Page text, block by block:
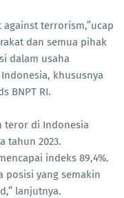
terrorism,”ucap
dan semua pihak
dalam usaha
khususnya
BNPT RI.
teror di Indonesia
tahun 2023.
indeks 89,4%.
posisi yang semakin
lanjutnya.